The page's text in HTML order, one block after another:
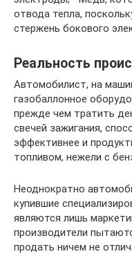
отвода тепла,
стержень бокового
Реальность
Автомобилист, на
газобаллонное
прежде чем тратить
свечей зажигания,
эффективнее и
топливом, нежели с
Неоднократно
купившие
являются лишь
производители
продать ничем не